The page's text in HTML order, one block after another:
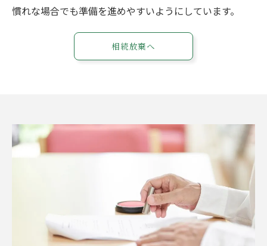
慣れな場合でも準備を進めやすいようにしています。
相続放棄へ